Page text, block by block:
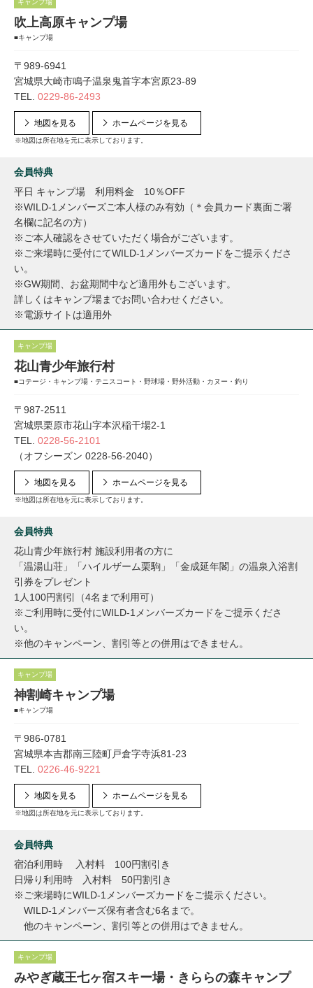
キャンプ場
吹上高原キャンプ場
■キャンプ場
〒989-6941
宮城県大崎市鳴子温泉鬼首字本宮原23-89
TEL. 0229-86-2493
地図を見る
※地図は所在地を元に表示しております。
ホームページを見る
会員特典
平日 キャンプ場 利用料金 10％OFF
※WILD-1メンバーズご本人様のみ有効（＊会員カード裏面ご署
名欄に記名の方）
※ご本人確認をさせていただく場合がございます。
※ご来場時に受付にてWILD-1メンバーズカードをご提示くださ
い。
※GW期間、お盆期間中など適用外もございます。
詳しくはキャンプ場までお問い合わせください。
※電源サイトは適用外
キャンプ場
花山青少年旅行村
■コテージ・キャンプ場・テニスコート・野球場・野外活動・カヌー・釣り
〒987-2511
宮城県栗原市花山字本沢稲干場2-1
TEL. 0228-56-2101
（オフシーズン 0228-56-2040）
地図を見る
※地図は所在地を元に表示しております。
ホームページを見る
会員特典
花山青少年旅行村 施設利用者の方に
「温湯山荘」「ハイルザーム栗駒」「金成延年閣」の温泉入浴割
引券をプレゼント
1人100円割引（4名まで利用可）
※ご利用時に受付にWILD-1メンバーズカードをご提示くださ
い。
※他のキャンペーン、割引等との併用はできません。
キャンプ場
神割崎キャンプ場
■キャンプ場
〒986-0781
宮城県本吉郡南三陸町戸倉字寺浜81-23
TEL. 0226-46-9221
地図を見る
※地図は所在地を元に表示しております。
ホームページを見る
会員特典
宿泊利用時 入村料 100円割引き
日帰り利用時 入村料 50円割引き
※ご来場時にWILD-1メンバーズカードをご提示ください。
WILD-1メンバーズ保有者含む6名まで。
他のキャンペーン、割引等との併用はできません。
キャンプ場
みやぎ蔵王七ヶ宿スキー場・きららの森キャンプ